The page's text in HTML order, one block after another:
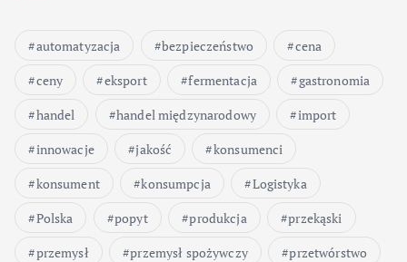
automatyzacja bezpieczeństwo
cena
ceny
eksport fermentacja
gastronomia
handel
handel międzynarodowy
import
innowacje
jakość
konsumenci
konsument
konsumpcja
Logistyka
Polska
popyt produkcja
przekąski
przemysł
przemysł spożywczy
przetwórstwo